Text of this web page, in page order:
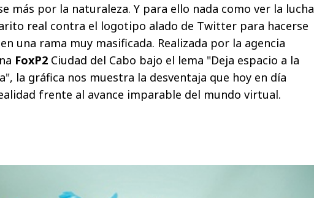
más por la naturaleza. Y para ello nada como ver la lucha
real contra el logotipo alado de Twitter para hacerse
una rama muy masificada. Realizada por la agencia
FoxP2 Ciudad del Cabo bajo el lema "Deja espacio a la
la gráfica nos muestra la desventaja que hoy en día
frente al avance imparable del mundo virtual.